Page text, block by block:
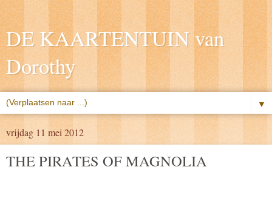
DE KAARTENTUIN van
Dorothy
▼
vrijdag 11 mei 2012
THE PIRATES OF MAGNOLIA